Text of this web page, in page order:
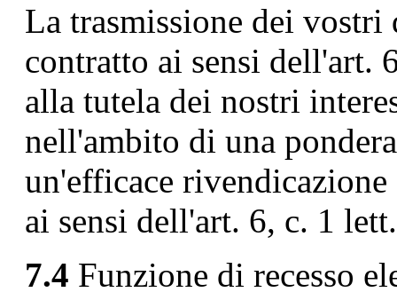
La trasmissione dei
contratto ai sensi dell'art.
alla tutela dei nostri
nell'ambito di una
un'efficace
ai sensi dell'art. 6, c. 1
7.4 Funzione di recesso